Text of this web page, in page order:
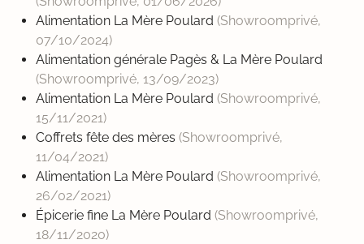
Alimentation La Mère Poulard (Showroomprivé,
07/10/2024)
Alimentation générale Pagès & La Mère Poulard
(Showroomprivé, 13/09/2023)
Alimentation La Mère Poulard (Showroomprivé,
15/11/2021)
Coffrets fête des mères (Showroomprivé,
11/04/2021)
Alimentation La Mère Poulard (Showroomprivé,
26/02/2021)
Épicerie fine La Mère Poulard (Showroomprivé,
18/11/2020)